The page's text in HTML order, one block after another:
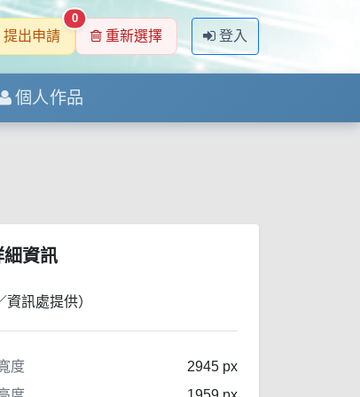
提出申請
0
重新選擇 登入
個人作品
細資訊
資訊處提供）
度
2945 px